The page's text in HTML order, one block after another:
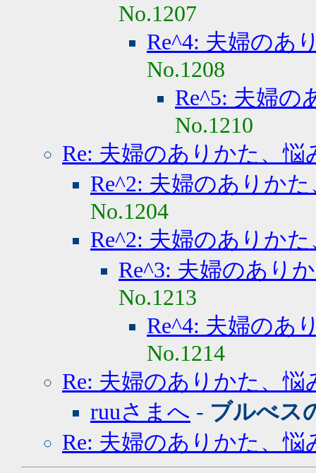
No.1207
Re^4: 夫婦のあ
No.1208
Re^5: 夫婦の
No.1210
Re: 夫婦のありかた、悩
Re^2: 夫婦のありか
No.1204
Re^2: 夫婦のありか
Re^3: 夫婦のあり
No.1213
Re^4: 夫婦のあ
No.1214
Re: 夫婦のありかた、悩
ruuさまへ - ブルべス
Re: 夫婦のありかた、悩